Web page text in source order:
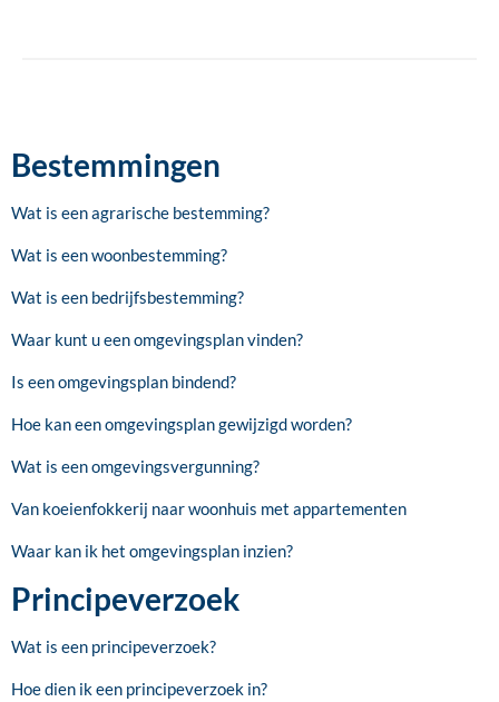
Bestemmingen
Wat is een agrarische bestemming?
Wat is een woonbestemming?
Wat is een bedrijfsbestemming?
Waar kunt u een omgevingsplan vinden?
Is een omgevingsplan bindend?
Hoe kan een omgevingsplan gewijzigd worden?
Wat is een omgevingsvergunning?
Van koeienfokkerij naar woonhuis met appartementen
Waar kan ik het omgevingsplan inzien?
Principeverzoek
Wat is een principeverzoek?
Hoe dien ik een principeverzoek in?